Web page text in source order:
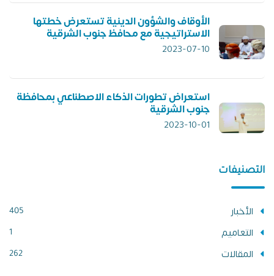
الأوقاف والشؤون الدينية تستعرض خطتها
الاستراتيجية مع محافظ جنوب الشرقية
2023-07-10
استعراض تطورات الذكاء الاصطناعي بمحافظة
جنوب الشرقية
2023-10-01
التصنيفات
الأخبار 405
التعاميم 1
المقالات 262